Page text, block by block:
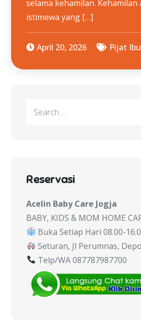
selama kehamilan. Kehamilan
istimewa yang […]
April 20, 2026 Pijat
Search
Reservasi
Acelin Baby Care Jogja
BABY, KIDS & MOM HOME
Buka Setiap Hari 08.00-
Seturan, Jl Perumnas,
Telp/WA 087787987700